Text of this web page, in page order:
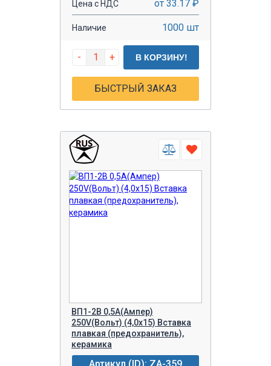
Цена с НДС от 33.17 ₽
Наличие 1000 шт
- + В КОРЗИНУ!
БЫСТРЫЙ ЗАКАЗ
ВП1-2В 0,5A(Ампер)
250V(Вольт) (4,0х15) Вставка
плавкая (предохранитель),
керамика
Артикул (ID): ZA-359